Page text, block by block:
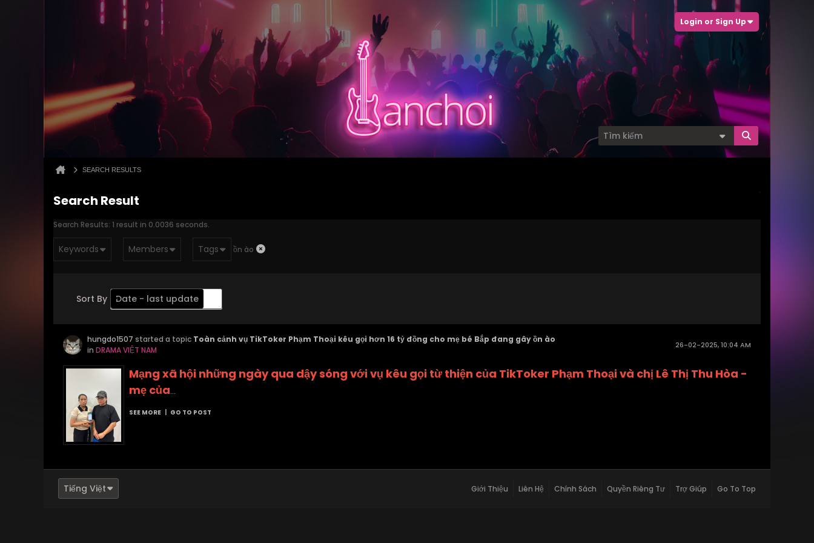
Login or Sign Up
SEARCH RESULTS
Search Result
Search Results: 1 result in 0.0036 seconds.
Keywords Members Tags ồn ào
Sort By Date - last update
Order Descending
hungdo1507 started a topic Toàn cảnh vụ TikToker Phạm Thoại kêu gọi hơn 16 tỷ đồng cho mẹ bé Bắp đang gây ồn ào
in DRAMA VIỆT NAM 26-02-2025, 10:04 AM
Mạng xã hội những ngày qua dậy sóng với vụ kêu gọi từ thiện của TikToker Phạm Thoại và chị Lê Thị Thu Hòa -
mẹ của...
SEE MORE GO TO POST
Tiếng Việt Giới Thiệu Liên Hệ Chính Sách Quyền Riêng Tư Trợ Giúp Go To Top